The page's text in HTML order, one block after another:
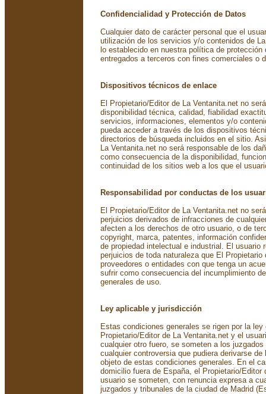
Confidencialidad y Protección de Datos
Cualquier dato de carácter personal que el
utilización de los servicios y/o contenidos de
lo establecido en nuestra política de protección
entregados a terceros con fines comerciales o
Dispositivos técnicos de enlace
El Propietario/Editor de La Ventanita.net no
disponibilidad técnica, calidad, fiabilidad
servicios, informaciones, elementos y/o
pueda acceder a través de los dispositivos
directorios de búsqueda incluidos en el sitio.
La Ventanita.net no será responsable de los
como consecuencia de la disponibilidad,
continuidad de los sitios web a los que el
Responsabilidad por conductas de los
El Propietario/Editor de La Ventanita.net no
perjuicios derivados de infracciones de
afecten a los derechos de otro usuario, o de
copyright, marca, patentes, información
de propiedad intelectual e industrial. El usuario
perjuicios de toda naturaleza que El
proveedores o entidades con que tenga un
sufrir como consecuencia del incumplimiento
generales de uso.
Ley aplicable y jurisdicción
Estas condiciones generales se rigen por la ley
Propietario/Editor de La Ventanita.net y el
cualquier otro fuero, se someten a los
cualquier controversia que pudiera derivarse
objeto de estas condiciones generales. En el
domicilio fuera de España, el Propietario/Editor
usuario se someten, con renuncia expresa a
juzgados y tribunales de la ciudad de Madrid